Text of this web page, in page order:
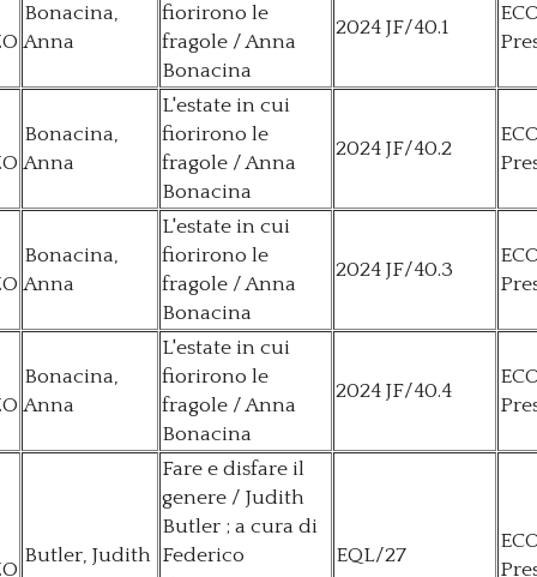
Bonacina,
Anna
fiorirono le
fragole / Anna
Bonacina
2024 JF/40.1
Bonacina,
Anna
L'estate in cui
fiorirono le
fragole / Anna
Bonacina
2024 JF/40.2
Bonacina,
Anna
L'estate in cui
fiorirono le
fragole / Anna
Bonacina
2024 JF/40.3
Bonacina,
Anna
L'estate in cui
fiorirono le
fragole / Anna
Bonacina
2024 JF/40.4
Butler, Judith
Fare e disfare il
genere / Judith
Butler ; a cura di
Federico
EQL/27